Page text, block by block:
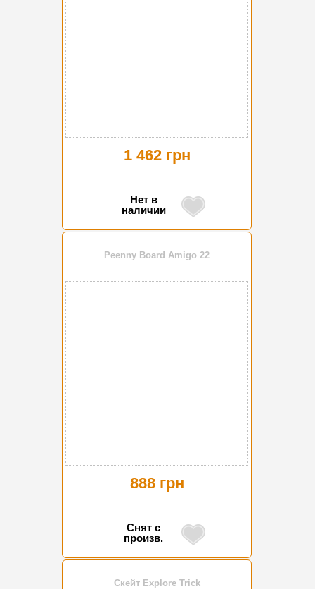
1 462 грн
Нет в
наличии
Peenny Board Amigo 22
888 грн
Снят с
произв.
Скейт Explore Trick